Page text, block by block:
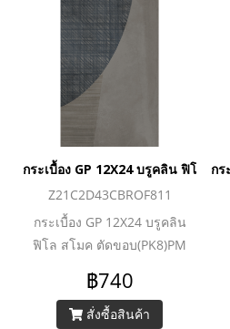
กระเบื้อง GP 12X24 บรูคลิน ฟิโล ส
Z21C2D43CBROF811
กระเบื้อง GP 12X24 บรูคลิน
ฟิโล สโมค ตัดขอบ(PK8)PM
฿740
สั่งซื้อสินค้า
กร